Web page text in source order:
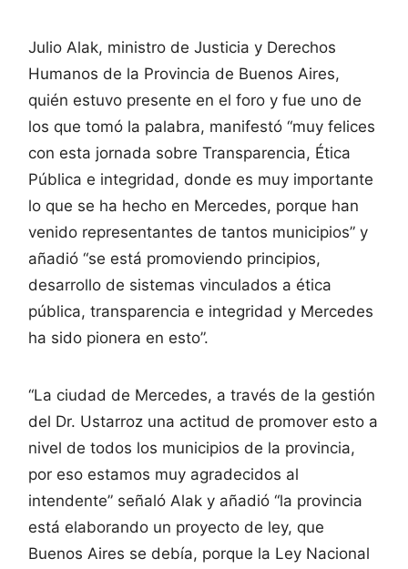
Julio Alak, ministro de Justicia y Derechos
Humanos de la Provincia de Buenos Aires,
quién estuvo presente en el foro y fue uno de
los que tomó la palabra, manifestó “muy felices
con esta jornada sobre Transparencia, Ética
Pública e integridad, donde es muy importante
lo que se ha hecho en Mercedes, porque han
venido representantes de tantos municipios” y
añadió “se está promoviendo principios,
desarrollo de sistemas vinculados a ética
pública, transparencia e integridad y Mercedes
ha sido pionera en esto”.
“La ciudad de Mercedes, a través de la gestión
del Dr. Ustarroz una actitud de promover esto a
nivel de todos los municipios de la provincia,
por eso estamos muy agradecidos al
intendente” señaló Alak y añadió “la provincia
está elaborando un proyecto de ley, que
Buenos Aires se debía, porque la Ley Nacional